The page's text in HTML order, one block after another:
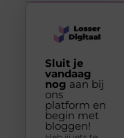
Sluit je
vandaag
nog aan bij
ons
platform en
begin met
bloggen!